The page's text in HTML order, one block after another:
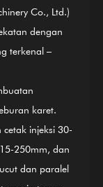
Co., Ltd.)
dengan
terkenal –
karet.
injeksi 30-
250mm, dan
dan paralel